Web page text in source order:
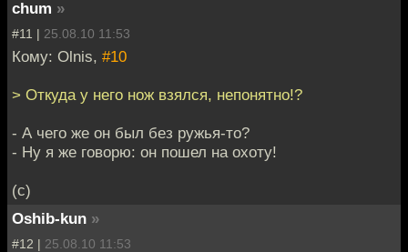
chum »
#11 | 25.08.10 11:53
Кому: Olnis, #10
> Откуда у него нож взялся, непонятно!?
- А чего же он был без ружья-то?
- Ну я же говорю: он пошел на охоту!
(с)
Oshib-kun »
#12 | 25.08.10 11:53